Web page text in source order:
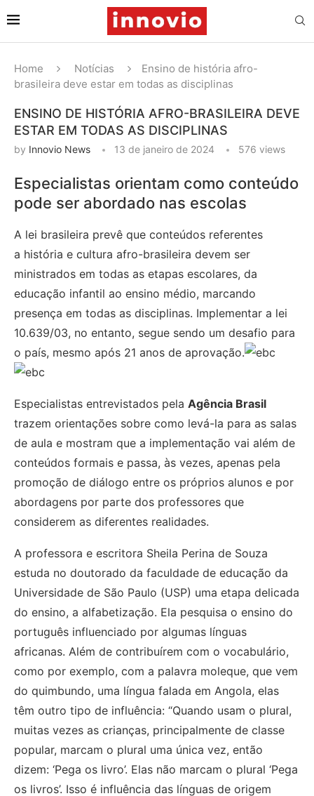
Home Notícias
Ensino de história afro-
brasileira deve estar em todas as disciplinas
ENSINO DE HISTÓRIA AFRO-BRASILEIRA DEVE
ESTAR EM TODAS AS DISCIPLINAS
by Innovio News 13 de janeiro de 2024 576 views
Especialistas orientam como conteúdo
pode ser abordado nas escolas
A lei brasileira prevê que conteúdos referentes
a história e cultura afro-brasileira devem ser
ministrados em todas as etapas escolares, da
educação infantil ao ensino médio, marcando
presença em todas as disciplinas. Implementar a lei
10.639/03, no entanto, segue sendo um desafio para
o país, mesmo após 21 anos de aprovação.
Especialistas entrevistados pela Agência Brasil
trazem orientações sobre como levá-la para as salas
de aula e mostram que a implementação vai além de
conteúdos formais e passa, às vezes, apenas pela
promoção de diálogo entre os próprios alunos e por
abordagens por parte dos professores que
considerem as diferentes realidades.
A professora e escritora Sheila Perina de Souza
estuda no doutorado da faculdade de educação da
Universidade de São Paulo (USP) uma etapa delicada
do ensino, a alfabetização. Ela pesquisa o ensino do
português influenciado por algumas línguas
africanas. Além de contribuírem com o vocabulário,
como por exemplo, com a palavra moleque, que vem
do quimbundo, uma língua falada em Angola, elas
têm outro tipo de influência: “Quando usam o plural,
muitas vezes as crianças, principalmente de classe
popular, marcam o plural uma única vez, então
dizem: ‘Pega os livro’. Elas não marcam o plural ‘Pega
os livros’. Isso é influência das línguas de origem